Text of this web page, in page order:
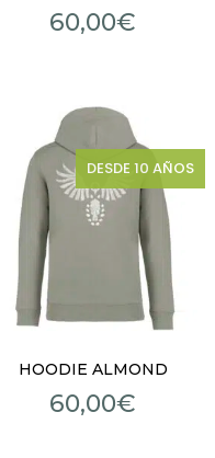
60,00€
DESDE 10 AÑOS
HOODIE ALMOND
60,00€